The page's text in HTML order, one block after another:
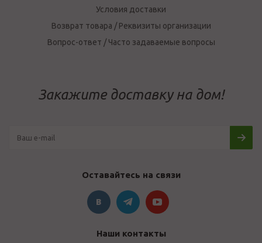
Условия доставки
Возврат товара / Реквизиты организации
Вопрос-ответ / Часто задаваемые вопросы
Закажите доставку на дом!
Оставайтесь на связи
Наши контакты